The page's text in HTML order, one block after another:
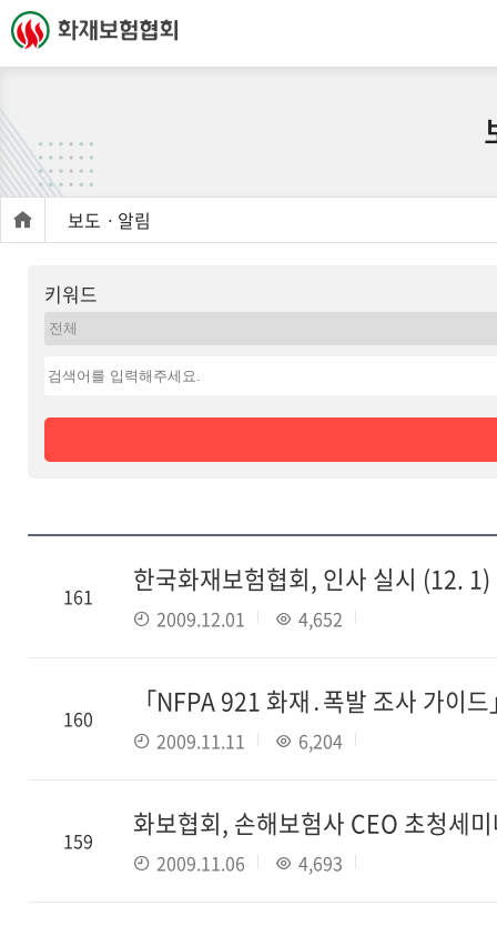
보도ㆍ알림
키워드
161 한국화재보험협회, 인사 실시 (12. 1)
2009.12.01 4,652
160 「NFPA 921 화재․폭발 조사 가이
2009.11.11 6,204
159 화보협회, 손해보험사 CEO 초청세
2009.11.06 4,693